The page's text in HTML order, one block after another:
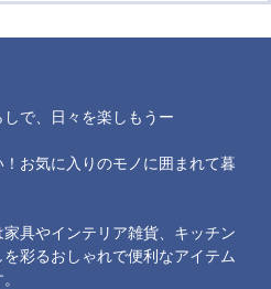
で、日々を楽しもうー
お気に入りのモノに囲まれて暮
家具やインテリア雑貨、キッチン
彩るおしゃれで便利なアイテム